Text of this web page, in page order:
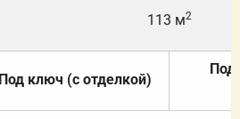
113 м2
Под ключ (с отделкой)
Под